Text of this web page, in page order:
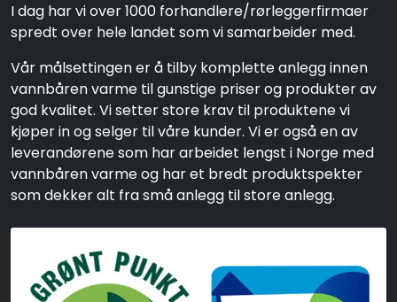
I dag har vi over 1000 forhandlere/rørleggerfirmaer
spredt over hele landet som vi samarbeider med.
Vår målsettingen er å tilby komplette anlegg innen
vannbåren varme til gunstige priser og produkter av
god kvalitet. Vi setter store krav til produktene vi
kjøper in og selger til våre kunder. Vi er også en av
leverandørene som har arbeidet lengst i Norge med
vannbåren varme og har et bredt produktspekter
som dekker alt fra små anlegg til store anlegg.